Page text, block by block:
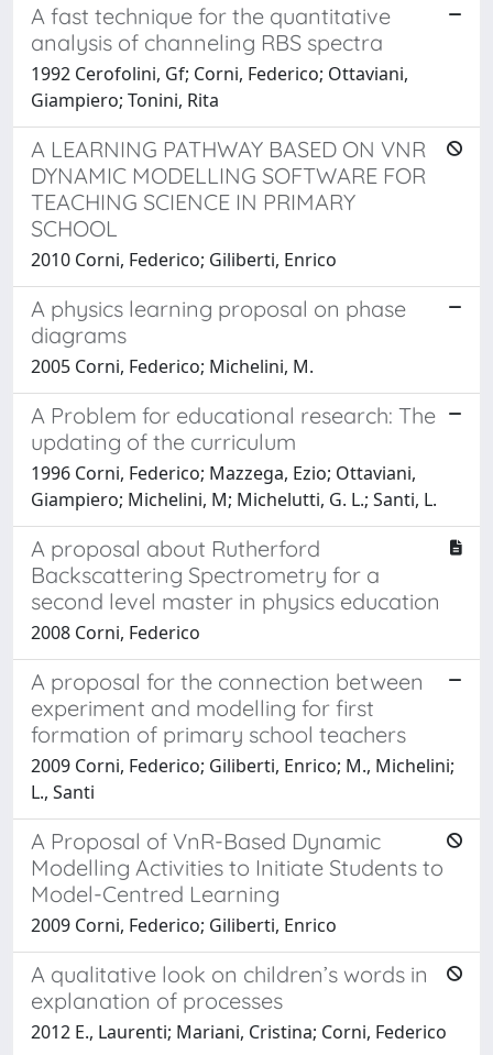
A fast technique for the quantitative
analysis of channeling RBS spectra
1992 Cerofolini, Gf; Corni, Federico; Ottaviani,
Giampiero; Tonini, Rita
A LEARNING PATHWAY BASED ON VNR
DYNAMIC MODELLING SOFTWARE FOR
TEACHING SCIENCE IN PRIMARY
SCHOOL
2010 Corni, Federico; Giliberti, Enrico
A physics learning proposal on phase
diagrams
2005 Corni, Federico; Michelini, M.
A Problem for educational research: The
updating of the curriculum
1996 Corni, Federico; Mazzega, Ezio; Ottaviani,
Giampiero; Michelini, M; Michelutti, G. L.; Santi, L.
A proposal about Rutherford
Backscattering Spectrometry for a
second level master in physics education
2008 Corni, Federico
A proposal for the connection between
experiment and modelling for first
formation of primary school teachers
2009 Corni, Federico; Giliberti, Enrico; M., Michelini;
L., Santi
A Proposal of VnR-Based Dynamic
Modelling Activities to Initiate Students to
Model-Centred Learning
2009 Corni, Federico; Giliberti, Enrico
A qualitative look on children’s words in
explanation of processes
2012 E., Laurenti; Mariani, Cristina; Corni, Federico